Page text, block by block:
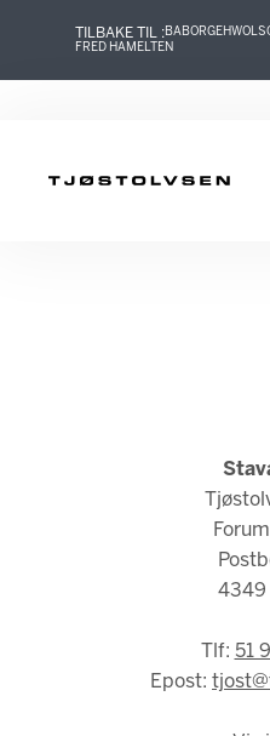
innhold
navigasjon
innhold
navigasjon
TILBAKE TIL :BABORGEHWOL
FRED HAMELTEN
4349
Tlf: 51
Epost: